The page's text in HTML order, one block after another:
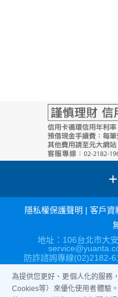
為提供您更好、更個人化的服務
Cookies等）來優化使用者體驗
+
隱私權保護聲明 | 客戶資
地址：106台北市大
防詐諮詢專線
營利事業